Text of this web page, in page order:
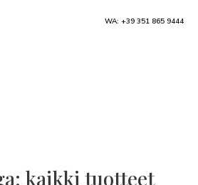
kaikki tuotteet
WA: +39 351 865 9444